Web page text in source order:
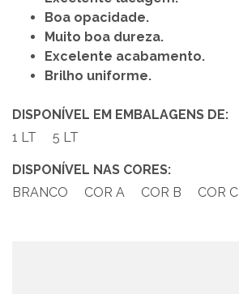
Boa opacidade.
Muito boa dureza.
Excelente acabamento.
Brilho uniforme.
DISPONÍVEL EM EMBALAGENS DE:
1 LT
5 LT
DISPONÍVEL NAS CORES:
BRANCO
COR A COR B COR C